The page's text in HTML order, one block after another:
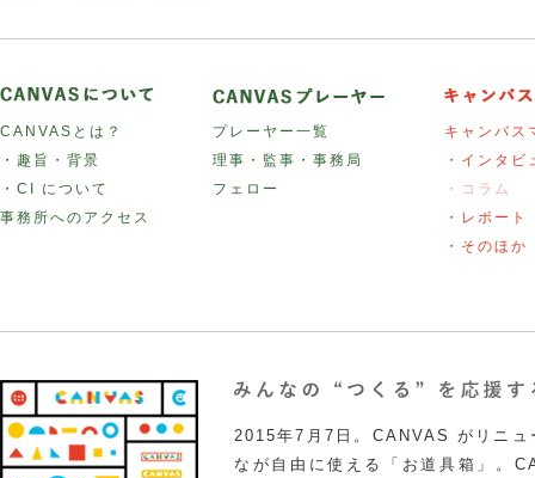
CANVASとは？
・趣旨・背景
・CI について
事務所へのアクセス
プレーヤー一覧
理事・監事・事務局
フェロー
キャンバス
・インタビ
・コラム
・レポート
・そのほか
2015年7月7日。CANVAS がリニュ
なが自由に使える「お道具箱」。